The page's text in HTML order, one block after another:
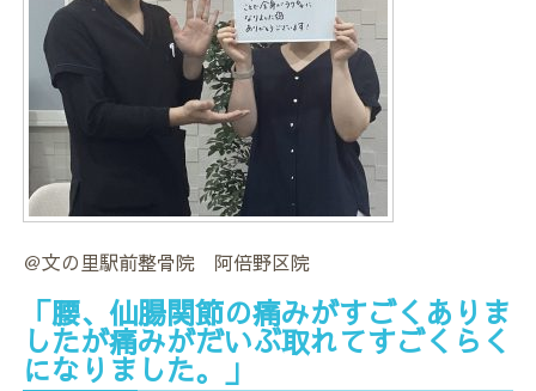
＠文の里駅前整骨院 阿倍野区院
「腰、仙腸関節の痛みがすごくありま
したが痛みがだいぶ取れてすごくらく
になりました。」